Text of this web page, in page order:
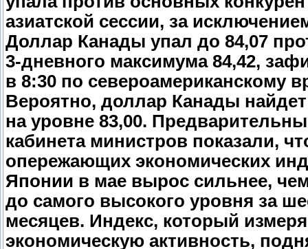
азиатской сессии, за
Доллар Канады упал до 84,07
3-дневного максимума 84,42,
в 8:30 по североамериканскому
Вероятно, доллар Канады
на уровне 83,00.
кабинета министров показали,
опережающих экономических
Японии в мае вырос сильнее,
до самого высокого уровня за
месяцев. Индекс, который
экономическую активность,